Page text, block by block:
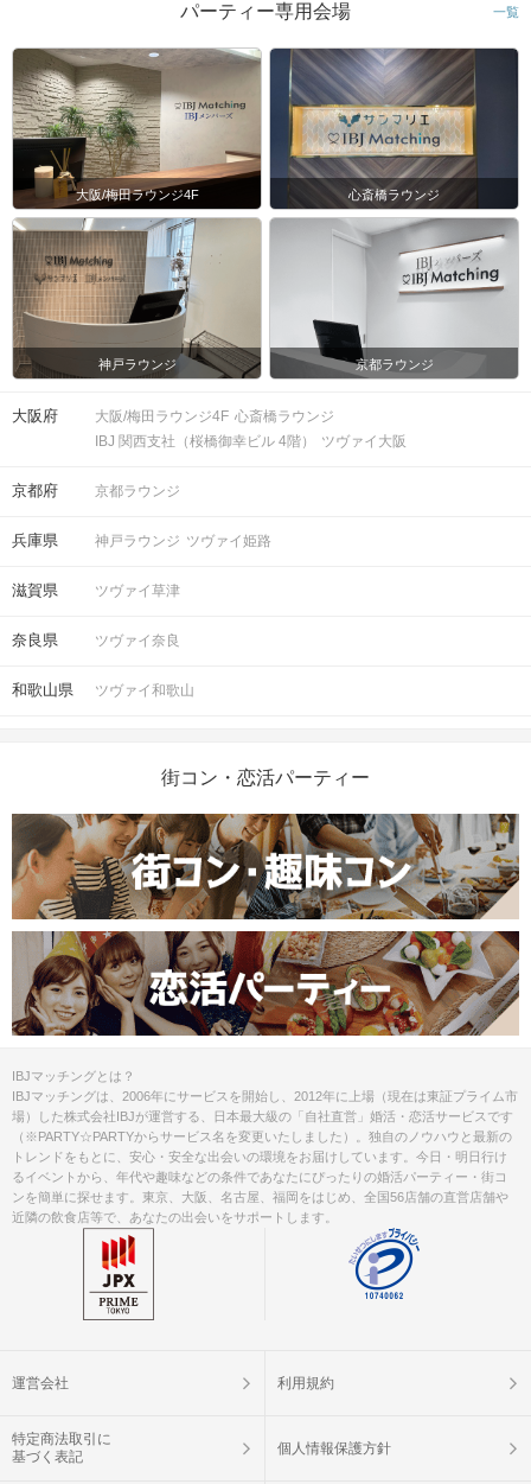
パーティー専用会場 一覧
大阪/梅田ラウンジ4F 心斎橋ラウンジ
神戸ラウンジ 京都ラウンジ
大阪府 大阪/梅田ラウンジ4F 心斎橋ラウンジ
IBJ 関西支社（桜橋御幸ビル 4階）
ツヴァイ大阪
京都府 京都ラウンジ
兵庫県 神戸ラウンジ ツヴァイ姫路
滋賀県 ツヴァイ草津
奈良県 ツヴァイ奈良
和歌山県 ツヴァイ和歌山
街コン・恋活パーティー
IBJマッチングとは？
IBJマッチングは、2006年にサービスを開始し、2012年に上場（現在は東証プライム市
場）した株式会社IBJが運営する、日本最大級の「自社直営」婚活・恋活サービスです
（※PARTY☆PARTYからサービス名を変更いたしました）。独自のノウハウと最新の
トレンドをもとに、安心・安全な出会いの環境をお届けしています。今日・明日行け
るイベントから、年代や趣味などの条件であなたにぴったりの婚活パーティー・街コ
ンを簡単に探せます。東京、大阪、名古屋、福岡をはじめ、全国56店舗の直営店舗や
近隣の飲食店等で、あなたの出会いをサポートします。
運営会社 利用規約
特定商法取引に
基づく表記
個人情報保護方針